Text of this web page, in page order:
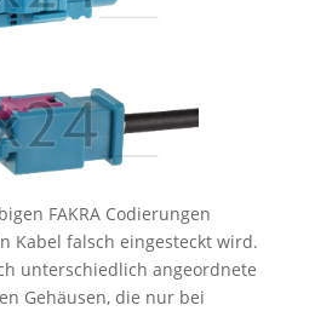
FAKRA Codierungen
Kabel falsch eingesteckt wird.
unterschiedlich angeordnete
Gehäusen, die nur bei